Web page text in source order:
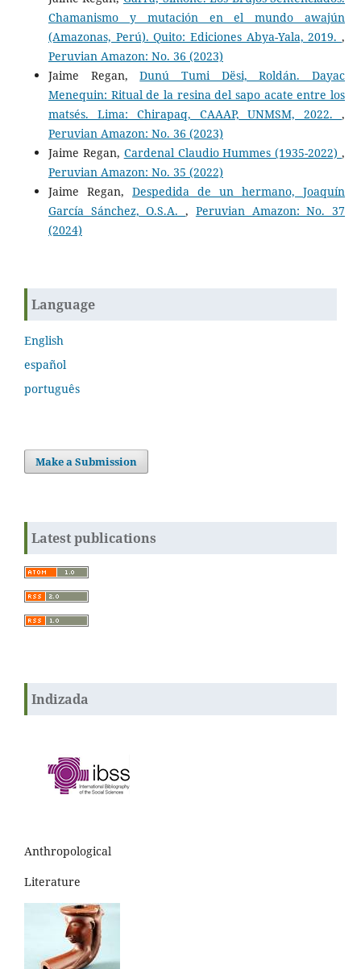
Chamanismo y mutación en el mundo awajún
(Amazonas, Perú). Quito: Ediciones Abya-Yala, 2019.,
Peruvian Amazon: No. 36 (2023)
Jaime Regan,Dunú Tumi Dësi, Roldán. Dayac
Menequin: Ritual de la resina del sapo acate entre los
matsés. Lima: Chirapaq, CAAAP, UNMSM, 2022.,
Peruvian Amazon: No. 36 (2023)
Jaime Regan, Cardenal Claudio Hummes (1935-2022),
Peruvian Amazon: No. 35 (2022)
Jaime Regan, Despedida de un hermano, Joaquín
García Sánchez, O.S.A., Peruvian Amazon: No. 37
(2024)
Language
English
español
português
Make a Submission
Latest publications
Indizada
Anthropological
Literature